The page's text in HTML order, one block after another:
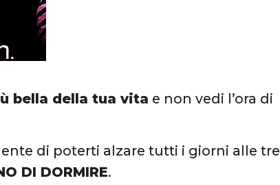
bella della tua vita e non vedi l’ora di
di poterti alzare tutti i giorni alle tre
DI DORMIRE.